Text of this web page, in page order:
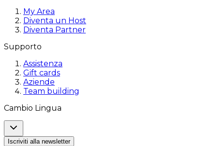
My Area
Diventa un Host
Diventa Partner
Supporto
Assistenza
Gift cards
Aziende
Team building
Cambio Lingua
Iscriviti alla newsletter